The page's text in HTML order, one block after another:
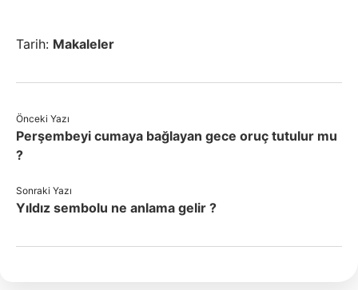
Tarih: Makaleler
Önceki Yazı
Perşembeyi cumaya bağlayan gece oruç tutulur mu
?
Sonraki Yazı
Yıldız sembolu ne anlama gelir ?